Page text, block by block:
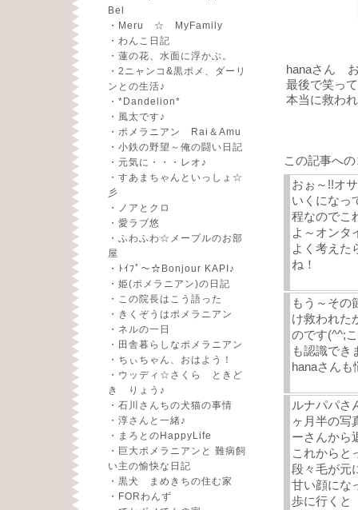
Bel
・ Meru ☆ MyFamily
・ わんこ日記
・ 蓮の花、水面に浮かぶ。
・ 2ニャンコ&黒ポメ、ダーリ
ンとの生活♪
・ *Dandelion*
・ 風太です♪
・ ポメラニアン Rai＆Amu
・ 小鉄の野望～俺の闘い日記
・ 元気に・・・レオ♪
・ すあまちゃんといっしょ☆
彡
・ ノアとクロ
・ 愛ラブ悠
・ ふわふわ☆メープルのお部
屋
・
ﾄｲﾌﾟ～☆Bonjour KAPI♪
・ 姫(ポメラニアン)の日記
・ この院長はこう語った
・ きくぞうはポメラニアン
・ ネルの一日
・ 田舎暮らしなポメラニアン
・ ちぃちゃん、おはよう！
・ ウッディ☆さくら ときど
き りょう♪
・ 石川さんちの犬猫の事情
・ 淳さんと一緒♪
・ まろとのHappyLife
・ 巨大ポメラニアンと 難病飼
い主の愉快な日記
・ 黒犬 まめきちの住む家
・ FORわんず
hanaさん お
最後で笑っ
本当に救わ
この記事へ
おぉ～!!オ
いくになっ
程なのでこ
よ～オンタ
よく考えた
ね！
もう～その
け救われた
のです(^^;
も認識でき
hanaさん
ルナパパさ
ヶ月半の写
ーさんか
これからと
段々毛が元
甘い顔にな
歩に行くと